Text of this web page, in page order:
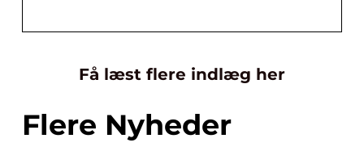
Få læst flere indlæg her
Flere Nyheder